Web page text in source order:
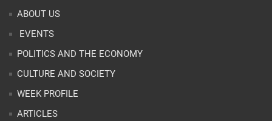
ABOUT US
EVENTS
POLITICS AND THE ECONOMY
CULTURE AND SOCIETY
WEEK PROFILE
ARTICLES